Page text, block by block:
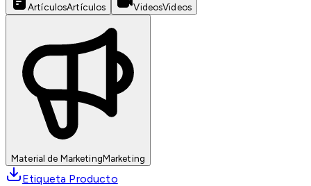
ArtículosArtículos VideosVideos
Material de MarketingMarketing
Etiqueta Producto